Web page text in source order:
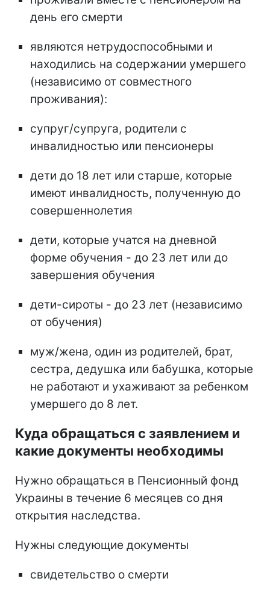
день его смерти
являются нетрудоспособными и
находились на содержании умершего
(независимо от совместного
проживания):
супруг/супруга, родители с
инвалидностью или пенсионеры
дети до 18 лет или старше, которые
имеют инвалидность, полученную до
совершеннолетия
дети, которые учатся на дневной
форме обучения - до 23 лет или до
завершения обучения
дети-сироты - до 23 лет (независимо
от обучения)
муж/жена, один из родителей, брат,
сестра, дедушка или бабушка, которые
не работают и ухаживают за ребенком
умершего до 8 лет.
Куда обращаться с заявлением и
какие документы необходимы
Нужно обращаться в Пенсионный фонд
Украины в течение 6 месяцев со дня
открытия наследства.
Нужны следующие документы
свидетельство о смерти